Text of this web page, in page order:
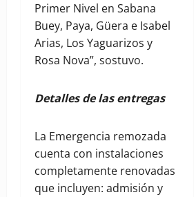
Primer Nivel en Sabana
Buey, Paya, Güera e Isabel
Arias, Los Yaguarizos y
Rosa Nova”, sostuvo.
Detalles de las entregas
La Emergencia remozada
cuenta con instalaciones
completamente renovadas
que incluyen: admisión y